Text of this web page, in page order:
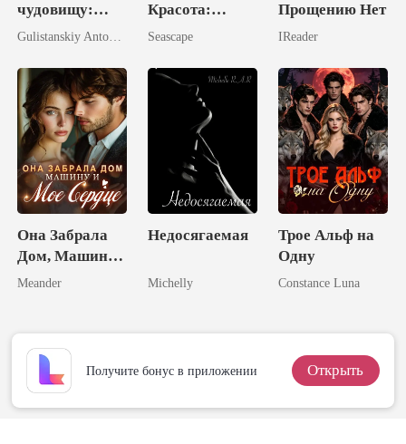
чудовищу:
Невеста без
Красота:
Гениальная
Seascape
Прощению Нет
IReader
Она Забрала
Дом, Машину
и Мое Сердце
Meander
Недосягаемая
Michelly
Трое Альф на
Одну
Constance Luna
Получите бонус в приложении Открыть